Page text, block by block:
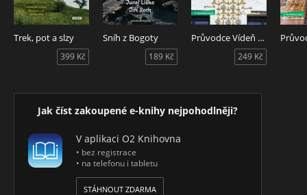
Trek, pot a slzy
399 Kč
Sníh z Bogoty
189 Kč
Průvodce Vídeň 2.vyd. - Michelin
249 Kč
Jak číst zakoupené e-knihy nejpohodlněji?
V aplikaci O2 Knihovna
• bez registrace
• na telefonu i tabletu
STÁHNOUT ZDARMA